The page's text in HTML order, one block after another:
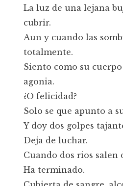
La luz de una lejana
cubrir.
Aun y cuando las
totalmente.
Siento como su
agonia.
¿O felicidad?
Solo se que apunto a
Y doy dos golpes
Deja de luchar.
Cuando dos rios salen
Ha terminado.